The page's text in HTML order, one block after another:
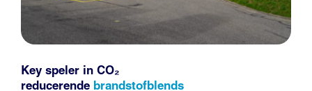
Key speler in CO₂
reducerende brandstofblends